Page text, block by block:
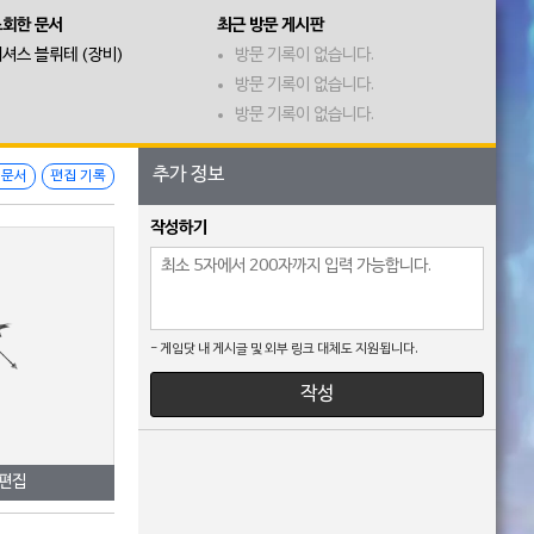
한 문서
스 블뤼테 (장비)
최근 방문 게시판
방문 기록이 없습니다.
방문 기록이 없습니다.
방문 기록이 없습니다.
서 편집 기록
집
추가 정보
작성하기
- 게임닷 내 게시글 및 외부 링크 대체도 지원됩니다.
작성